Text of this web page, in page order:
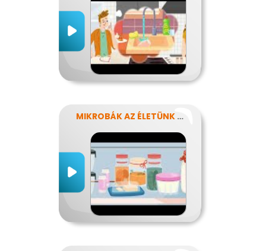
MIKROBÁK AZ ÉLETÜNK SZÁMOS TERÜLETÉN